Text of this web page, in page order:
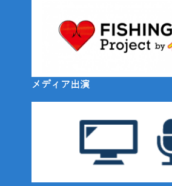
メディア出演